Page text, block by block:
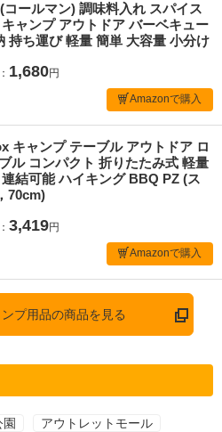
ールマン) 調味料入れ スパイス
ャンプ アウトドア バーベキュー
持ち運び 軽量 簡単 大容量 小分け
1,680円
Amazonで購入
キャンプ テーブル アウトドア ロ
ル コンパクト 折りたたみ式 軽量
結可能 ハイキング BBQ PZ (ス
70cm)
3,419円
Amazonで購入
プ用品の商品を見る
園 アウトレットモール